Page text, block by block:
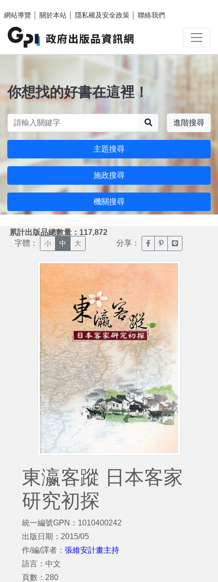
網站導覽
關於本站 隱私權及安全政策 聯絡我們
你想找的好書在這裡！
進階搜尋
主題搜尋
施政搜尋
機關搜尋
累計出版品總數量：117,872
字體： 小 中 大 分享： 臉書分享(另開新視窗)
噗浪分享(另開新
Line分享(另
東瀛客蹤 日本客家
研究初探
統一編號GPN：1010400242
出版日期：2015/05
作/編/譯者： 張維安計畫主持
語言：中文
頁數：280